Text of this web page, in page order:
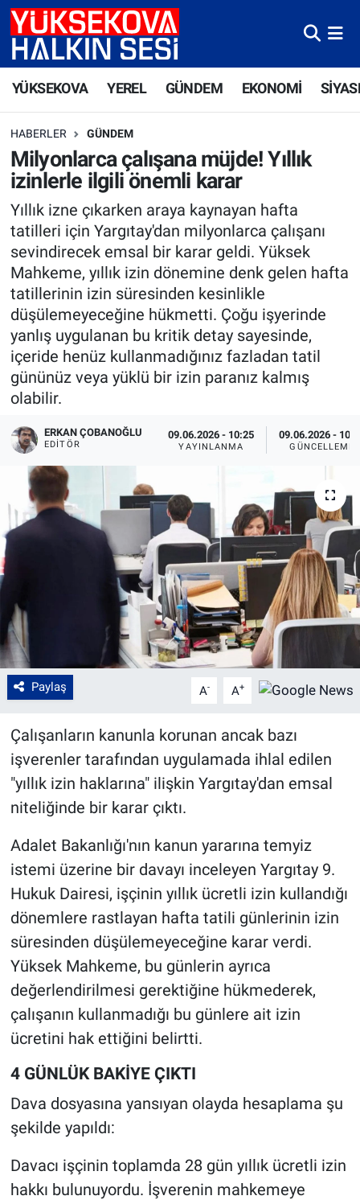
YÜKSEKOVA YEREL GÜNDEM EKONOMİ
HABERLER GÜNDEM
Milyonlarca çalışana müjde! Yıllık
izinlerle ilgili önemli karar
Yıllık izne çıkarken araya kaynayan hafta
tatilleri için Yargıtay'dan milyonlarca çalışanı
sevindirecek emsal bir karar geldi. Yüksek
Mahkeme, yıllık izin dönemine denk gelen hafta
tatillerinin izin süresinden kesinlikle
düşülemeyeceğine hükmetti. Çoğu işyerinde
yanlış uygulanan bu kritik detay sayesinde,
içeride henüz kullanmadığınız fazladan tatil
gününüz veya yüklü bir izin paranız kalmış
olabilir.
ERKAN ÇOBANOĞLU
EDITÖR
09.06.2026 - 10:25
YAYINLANMA
09.06.2026 -
GÜNCELLEME
Paylaş A- A+
Çalışanların kanunla korunan ancak bazı
işverenler tarafından uygulamada ihlal edilen
"yıllık izin haklarına" ilişkin Yargıtay'dan emsal
niteliğinde bir karar çıktı.
Adalet Bakanlığı'nın kanun yararına temyiz
istemi üzerine bir davayı inceleyen Yargıtay 9.
Hukuk Dairesi, işçinin yıllık ücretli izin kullandığı
dönemlere rastlayan hafta tatili günlerinin izin
süresinden düşülemeyeceğine karar verdi.
Yüksek Mahkeme, bu günlerin ayrıca
değerlendirilmesi gerektiğine hükmederek,
çalışanın kullanmadığı bu günlere ait izin
ücretini hak ettiğini belirtti.
4 GÜNLÜK BAKİYE ÇIKTI
Dava dosyasına yansıyan olayda hesaplama şu
şekilde yapıldı:
Davacı işçinin toplamda 28 gün yıllık ücretli izin
hakkı bulunuyordu. İşverenin mahkemeye
Yüksekova Nöbetçi Eczaneler
Süper Lig Puan Durumu ve Fikstür
Tüm Manşetler
Son Dakika Haberleri
Haber Arşivi